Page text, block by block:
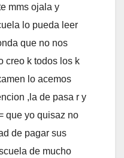
mms ojala y
lo pueda leer
que no nos
creo k todos los k
lo acemos
,la de pasa r y
que yo quisaz no
de pagar sus
de mucho